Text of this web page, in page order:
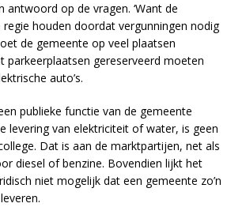
antwoord op de vragen. ‘Want de
houden doordat vergunningen nodig
de gemeente op veel plaatsen
parkeerplaatsen gereserveerd moeten
auto’s.
publieke functie van de gemeente
levering van elektriciteit of water, is geen
Dat is aan de marktpartijen, net als
diesel of benzine. Bovendien lijkt het
niet mogelijk dat een gemeente zo’n